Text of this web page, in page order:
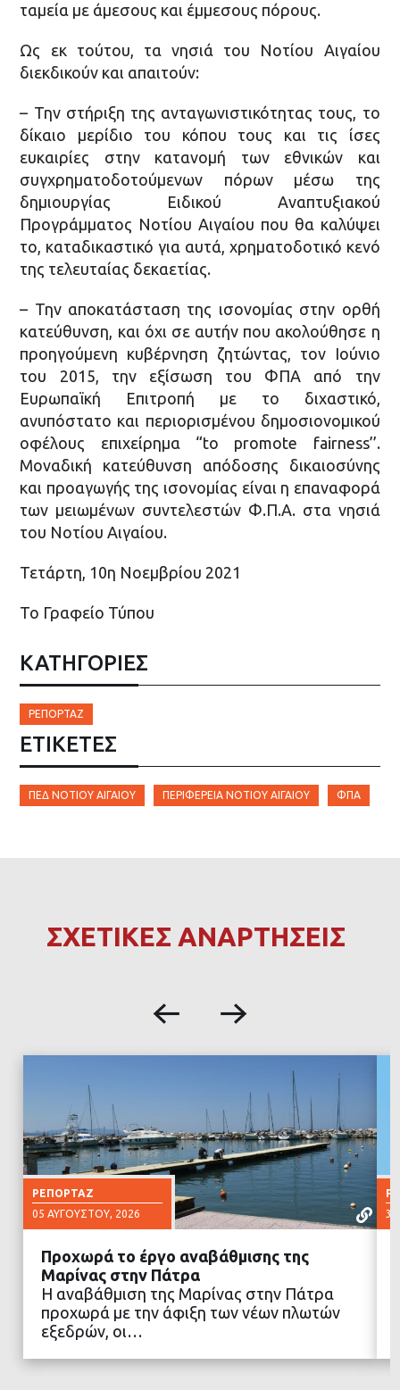
ταμεία με άμεσους και έμμεσους πόρους.
Ως εκ τούτου, τα νησιά του Νοτίου Αιγαίου
διεκδικούν και απαιτούν:
– Την στήριξη της ανταγωνιστικότητας τους, το
δίκαιο μερίδιο του κόπου τους και τις ίσες
ευκαιρίες στην κατανομή των εθνικών και
συγχρηματοδοτούμενων πόρων μέσω της
δημιουργίας Ειδικού Αναπτυξιακού
Προγράμματος Νοτίου Αιγαίου που θα καλύψει
το, καταδικαστικό για αυτά, χρηματοδοτικό κενό
της τελευταίας δεκαετίας.
– Την αποκατάσταση της ισονομίας στην ορθή
κατεύθυνση, και όχι σε αυτήν που ακολούθησε η
προηγούμενη κυβέρνηση ζητώντας, τον Ιούνιο
του 2015, την εξίσωση του ΦΠΑ από την
Ευρωπαϊκή Επιτροπή με το διχαστικό,
ανυπόστατο και περιορισμένου δημοσιονομικού
οφέλους επιχείρημα “to promote fairness’’.
Μοναδική κατεύθυνση απόδοσης δικαιοσύνης
και προαγωγής της ισονομίας είναι η επαναφορά
των μειωμένων συντελεστών Φ.Π.Α. στα νησιά
του Νοτίου Αιγαίου.
Τετάρτη, 10η Νοεμβρίου 2021
Το Γραφείο Τύπου
ΚΑΤΗΓΟΡΙΕΣ
ΡΕΠΟΡΤΆΖ
ΕΤΙΚΈΤΕΣ
ΠΕΔ ΝΟΤΊΟΥ ΑΙΓΑΊΟΥ ΠΕΡΙΦΈΡΕΙΑ ΝΟΤΊΟΥ ΑΙΓΑΊΟΥ ΦΠΑ
ΣΧΕΤΙΚΕΣ ΑΝΑΡΤΗΣΕΙΣ
ΡΕΠΟΡΤΆΖ
05 ΑΥΓΟΎΣΤΟΥ, 2026
ΔΙΑΒΑΣΤΕ ΠΕΡΙΣΣΟΤΕΡΑ
Προχωρά το έργο αναβάθμισης της
Μαρίνας στην Πάτρα
Η αναβάθμιση της Μαρίνας στην Πάτρα
προχωρά με την άφιξη των νέων πλωτών
εξεδρών, οι…
30